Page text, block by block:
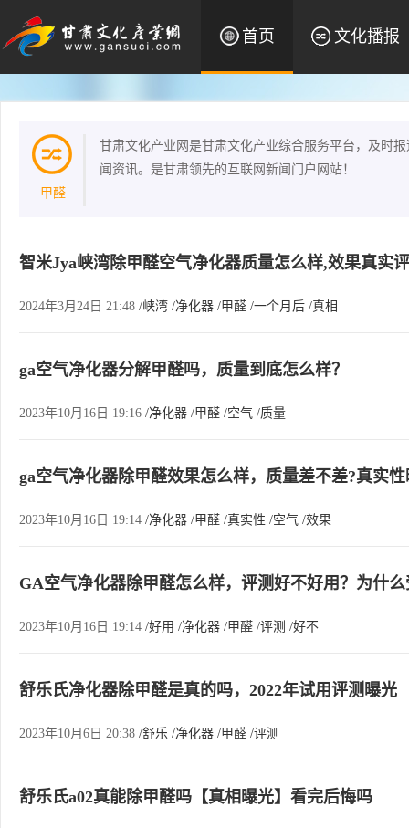
首页 文化播报
甲醛
甘肃文化产业网是甘肃文化产业综合服务平台，及时
闻资讯。是甘肃领先的互联网新闻门户网站！
智米Jya峡湾除甲醛空气净化器质量怎么样,效果真实
2024年3月24日 21:48 /峡湾 /净化器 /甲醛 /一个月后 /真相
ga空气净化器分解甲醛吗，质量到底怎么样？
2023年10月16日 19:16 /净化器 /甲醛 /空气 /质量
ga空气净化器除甲醛效果怎么样，质量差不差?真实
2023年10月16日 19:14 /净化器 /甲醛 /真实性 /空气 /效果
GA空气净化器除甲醛怎么样，评测好不好用？为什
2023年10月16日 19:14 /好用 /净化器 /甲醛 /评测 /好不
舒乐氏净化器除甲醛是真的吗，2022年试用评测曝光
2023年10月6日 20:38 /舒乐 /净化器 /甲醛 /评测
舒乐氏a02真能除甲醛吗【真相曝光】看完后悔吗